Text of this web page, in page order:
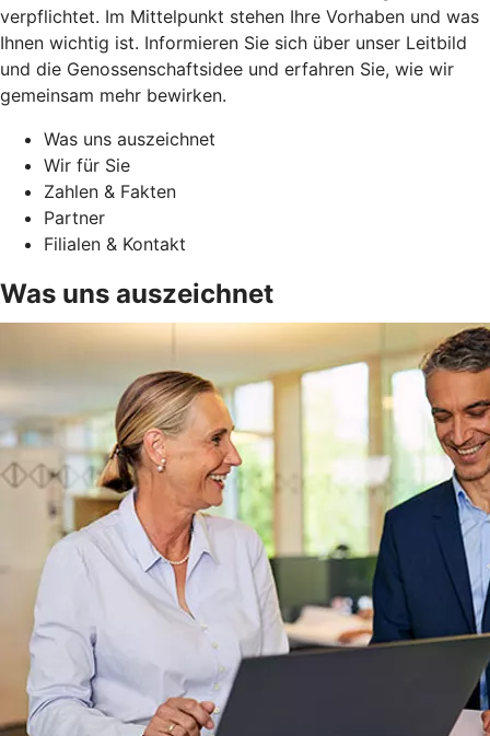
verpflichtet. Im Mittelpunkt stehen Ihre Vorhaben und was
Ihnen wichtig ist. Informieren Sie sich über unser Leitbild
und die Genossenschaftsidee und erfahren Sie, wie wir
gemeinsam mehr bewirken.
Was uns auszeichnet
Wir für Sie
Zahlen & Fakten
Partner
Filialen & Kontakt
Was uns auszeichnet